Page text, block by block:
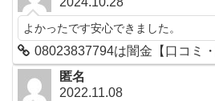
よかったです安心できました。
08023837794は闇金【口コミ・
匿名
2022.11.08